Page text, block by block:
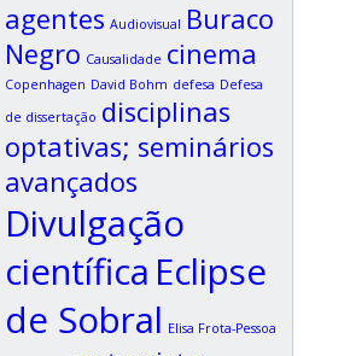
agentes Audiovisual Buraco
Negro Causalidade cinema
Copenhagen David Bohm defesa Defesa
de dissertação disciplinas
optativas; seminários
avançados
Divulgação
científica Eclipse
de Sobral Elisa Frota-Pessoa